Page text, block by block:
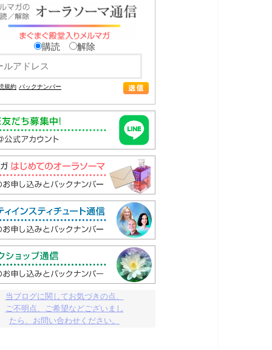
購読 解除
規約 バックナンバー
当ブログに関してお気づきの点、
ご不明点、ご希望などございまし
たら、お問い合わせください。